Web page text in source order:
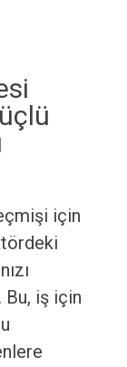
için
iş için